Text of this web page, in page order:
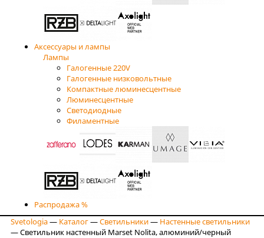
Аксессуары и лампы
Лампы
Галогенные 220V
Галогенные низковольтные
Компактные люминесцентные
Люминесцентные
Светодиодные
Филаментные
Распродажа %
Svetologia— Каталог—Светильники— Настенные светильники
—Светильник настенный Marset Nolita, алюминий/черный